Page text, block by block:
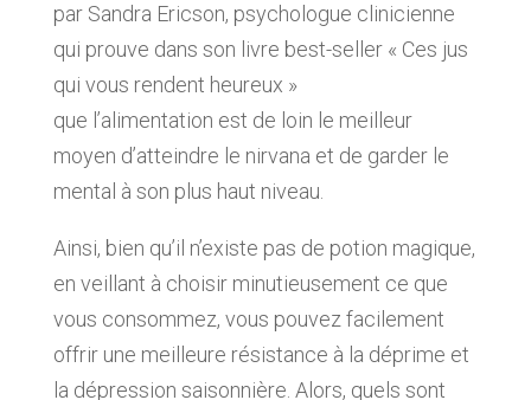
par Sandra Ericson, psychologue clinicienne
qui prouve dans son livre best-seller « Ces jus
qui vous rendent heureux »
que l’alimentation est de loin le meilleur
moyen d’atteindre le nirvana et de garder le
mental à son plus haut niveau.
Ainsi, bien qu’il n’existe pas de potion magique,
en veillant à choisir minutieusement ce que
vous consommez, vous pouvez facilement
offrir une meilleure résistance à la déprime et
la dépression saisonnière. Alors, quels sont